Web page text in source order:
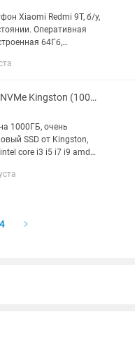
Xiaomi Redmi 9T, б/у,
Оперативная
64Гб,
6,53 дюйм (разрешение
SSD 1ТБ M.2 NVMe Kingston (1000GB)
1000ГБ, очень
SSD от Kingston,
3600 3600x 3500
4